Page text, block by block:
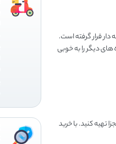
دار قرار گرفته است.
دیگر را به خوبی
تهیه کنید. با خرید